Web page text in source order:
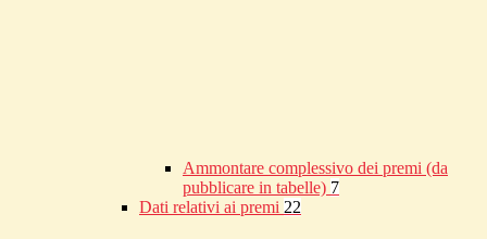
Ammontare complessivo dei premi (da
pubblicare in tabelle) 7
Dati relativi ai premi 22